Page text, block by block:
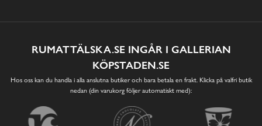
RUMATTÄLSKA.SE INGÅR I GALLERIAN
KÖPSTADEN.SE
Hos oss kan du handla i alla anslutna butiker och bara betala en frakt. Klicka på valfri butik
nedan (din varukorg följer automatiskt med):